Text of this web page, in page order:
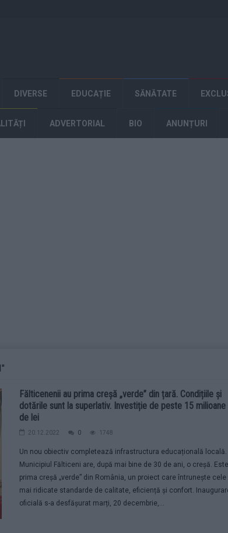
DIVERSE EDUCAȚIE SĂNĂTATE
ADVERTORIAL BIO ANUNȚURI
Fălticenenii au prima creșă „verde” din țară. Condițiile și
dotările sunt la superlativ. Investiție de peste 15 milioane
de lei
20.12.2022 0 1748
Un nou obiectiv completează infrastructura educațională locală.
Municipiul Fălticeni are, după mai bine de 30 de ani, o creșă. Este
prima creșă „verde” din România, un proiect care întrunește cele
mai ridicate standarde de calitate, eficiență și confort.
oficială s-a desfășurat marți, 20 decembrie,...